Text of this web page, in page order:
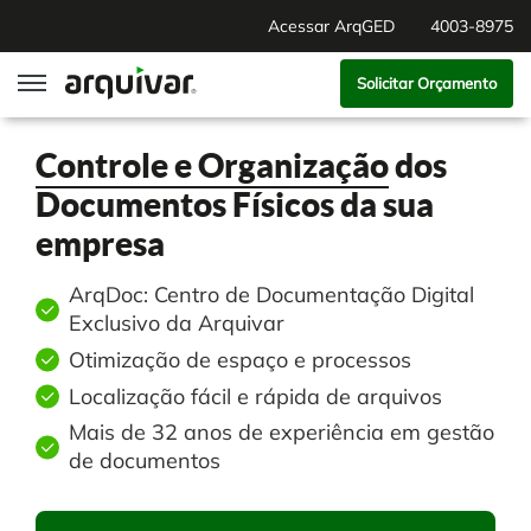
Acessar ArqGED 4003-8975
ArqSign
Gestão de Documentos
Digitalização
Segmentos
Institucional
Solicitar Orçamento
Controle e Organizaçãodos
Documentos Físicos da sua
empresa
ArqDoc: Centro de Documentação Digital
Exclusivo da Arquivar
Otimização de espaço e processos
Localização fácil e rápida de arquivos
Mais de 32 anos de experiência em gestão
de documentos